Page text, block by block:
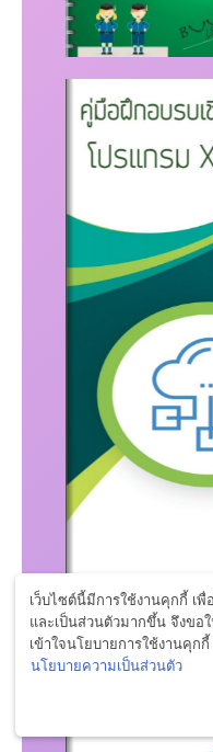
เว็บไซต์นี้มีการใช้งานคุกกี้ เพื่
และเป็นส่วนตัวมากขึ้น จึงขอ
เข้าใจนโยบายการใช้งานคุก
นโยบายความเป็นส่วนตัว